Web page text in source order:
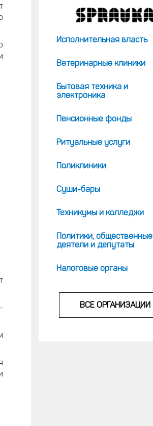
Исполнительная власть
Ветеринарные клиники
Бытовая техника и
электроника
Пенсионные фонды
Ритуальные услуги
Поликлиники
Суши-бары
Техникумы и колледжи
Политики, общественные
деятели и депутаты
Налоговые органы
ВСЕ ОРГАНИЗАЦИИ